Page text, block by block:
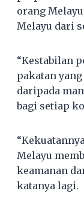
orang
Melayu dari
“Kestabilan
pakatan
daripada
bagi setiap
Melayu
keamanan
katanya lagi.